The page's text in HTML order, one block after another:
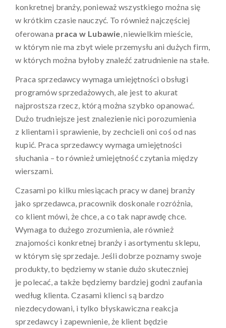
konkretnej branży, ponieważ wszystkiego można się
w krótkim czasie nauczyć. To również najczęściej
oferowana praca w Lubawie, niewielkim mieście,
w którym nie ma zbyt wiele przemysłu ani dużych firm,
w których można byłoby znaleźć zatrudnienie na stałe.
Praca sprzedawcy wymaga umiejętności obsługi
programów sprzedażowych, ale jest to akurat
najprostsza rzecz, którą można szybko opanować.
Dużo trudniejsze jest znalezienie nici porozumienia
z klientami i sprawienie, by zechcieli oni coś od nas
kupić. Praca sprzedawcy wymaga umiejętności
słuchania – to również umiejętność czytania między
wierszami.
Czasami po kilku miesiącach pracy w danej branży
jako sprzedawca, pracownik doskonale rozróżnia,
co klient mówi, że chce, a co tak naprawdę chce.
Wymaga to dużego zrozumienia, ale również
znajomości konkretnej branży i asortymentu sklepu,
w którym się sprzedaje. Jeśli dobrze poznamy swoje
produkty, to będziemy w stanie dużo skuteczniej
je polecać, a także będziemy bardziej godni zaufania
według klienta. Czasami klienci są bardzo
niezdecydowani, i tylko błyskawiczna reakcja
sprzedawcy i zapewnienie, że klient będzie